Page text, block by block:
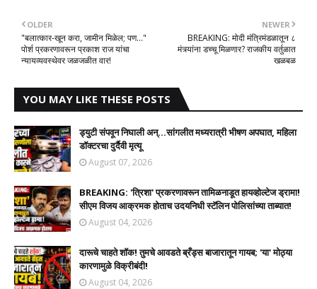
NEWER
BREAKING: मोदी मंत्रिमंडळातून ८
मंत्र्यांना डच्चू मिळणार? राजकीय वर्तुळात
खळबळ
OLDER
​"बलात्कार-खून करा, जामीन मिळेल; पण..."
पोर्श प्रकरणावरून प्रकाश राज यांचा
न्यायव्यवस्थेवर जळजळीत वार!
YOU MAY LIKE THESE POSTS
ड्युटी संपवून निघाली अन्...सांगलीत मध्यरात्री भीषण अपघात, महिला
डॉक्टरचा दुर्दैवी मृत्यू
August 07, 2026
BREAKING: 'त्रिशा' प्रकरणावरून तामिळनाडूत हायव्होल्टेज ड्रामा!
सीएम विजय आक्रमक होताच उदयनिधी स्टॅलिन पोलिसांच्या ताब्यात!
August 04, 2026
दारूचे चाहते शॉक! तुमचे आवडते ब्रँड्स बाजारातून गायब; 'या' मोठ्या
कारणामुळे विक्रीबंदी!
August 04, 2026